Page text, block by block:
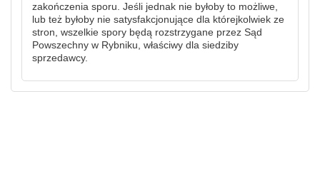
zakończenia sporu. Jeśli jednak nie byłoby to możliwe,
lub też byłoby nie satysfakcjonujące dla którejkolwiek ze
stron, wszelkie spory będą rozstrzygane przez Sąd
Powszechny w Rybniku, właściwy dla siedziby
sprzedawcy.